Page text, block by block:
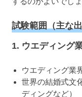
試験範囲（主な出
1. ウエディング
ウエディング業
世界の結婚式文
ディングなど）